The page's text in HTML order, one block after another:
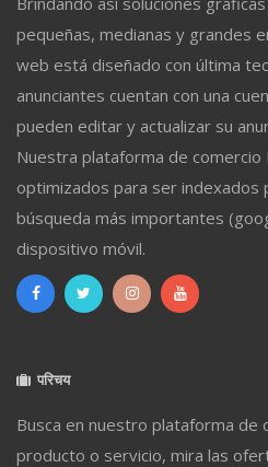
pequeñas, medianas y grandes
web está diseñado con última
anunciantes cuentan con una
pueden editar y actualizar su
Nuestra plataforma de comercio
optimizados para ser
búsqueda más importantes
dispositivo móvil.
परिचय
Busca en nuestro plataforma de
producto o servicio, mira las